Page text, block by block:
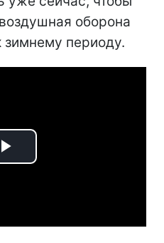
оборона
зимнему периоду.
Play